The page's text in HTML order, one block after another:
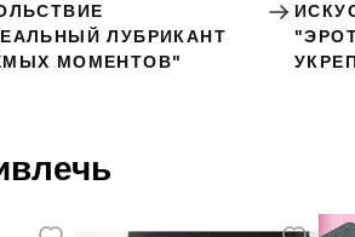
ЛУБРИКАНТ
МОМЕНТОВ"